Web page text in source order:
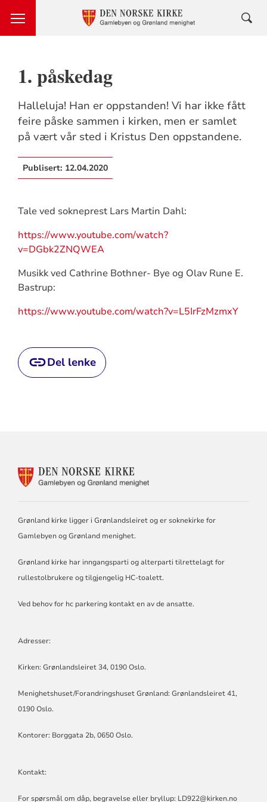
1. påskedag
Halleluja! Han er oppstanden! Vi har ikke fått
feire påske sammen i kirken, men er samlet
på vært vår sted i Kristus Den oppstandene.
Publisert: 12.04.2020
Tale ved sokneprest Lars Martin Dahl:
https://www.youtube.com/watch?
v=DGbk2ZNQWEA
Musikk ved Cathrine Bothner- Bye og Olav Rune E.
Bastrup:
https://www.youtube.com/watch?v=L5IrFzMzmxY
Del lenke
FOR
GRØNLAND
Grønland kirke ligger i Grønlandsleiret og er soknekirke for
Gamlebyen og Grønland menighet.
Grønland kirke har inngangsparti og alterparti tilrettelagt for
rullestolbrukere og tilgjengelig HC-toalett.
Ved behov for hc parkering kontakt en av de ansatte.
Adresser:
Kirken: Grønlandsleiret 34, 0190 Oslo.
Menighetshuset/Forandringshuset Grønland: Grønlandsleiret 41,
0190 Oslo.
Kontorer: Borggata 2b, 0650 Oslo.
Kontakt:
For spørsmål om dåp, begravelse eller bryllup: LD922@kirken.no